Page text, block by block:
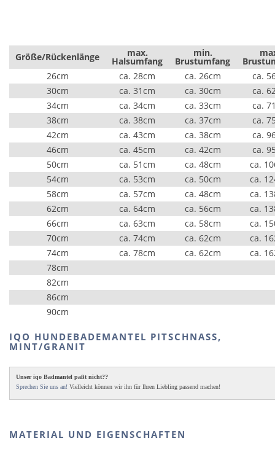
Größe/Rückenlänge max.
Halsumfang
min.
Brustumfang
26cm
ca. 28cm ca. 26cm
ca.
30cm
ca. 31cm ca. 30cm
ca.
34cm
ca. 34cm ca. 33cm
ca.
38cm
ca. 38cm ca. 37cm
ca.
42cm
ca. 43cm ca. 38cm
ca.
46cm
ca. 45cm ca. 42cm
ca.
50cm
ca. 51cm ca. 48cm
ca.
54cm
ca. 53cm ca. 50cm
ca.
58cm
ca. 57cm ca. 48cm
ca.
62cm
ca. 64cm ca. 56cm
ca.
66cm
ca. 63cm ca. 58cm
ca.
70cm
ca. 74cm ca. 62cm
ca.
74cm
ca. 78cm ca. 62cm
ca.
78cm
82cm
86cm
90cm
IQO HUNDEBADEMANTEL PITSCHNASS,
MINT/GRANIT
Unser iqo Badmantel paßt nicht??
Sprechen Sie uns an! Vielleicht können wir ihn für Ihren Liebling passend machen!
MATERIAL UND EIGENSCHAFTEN